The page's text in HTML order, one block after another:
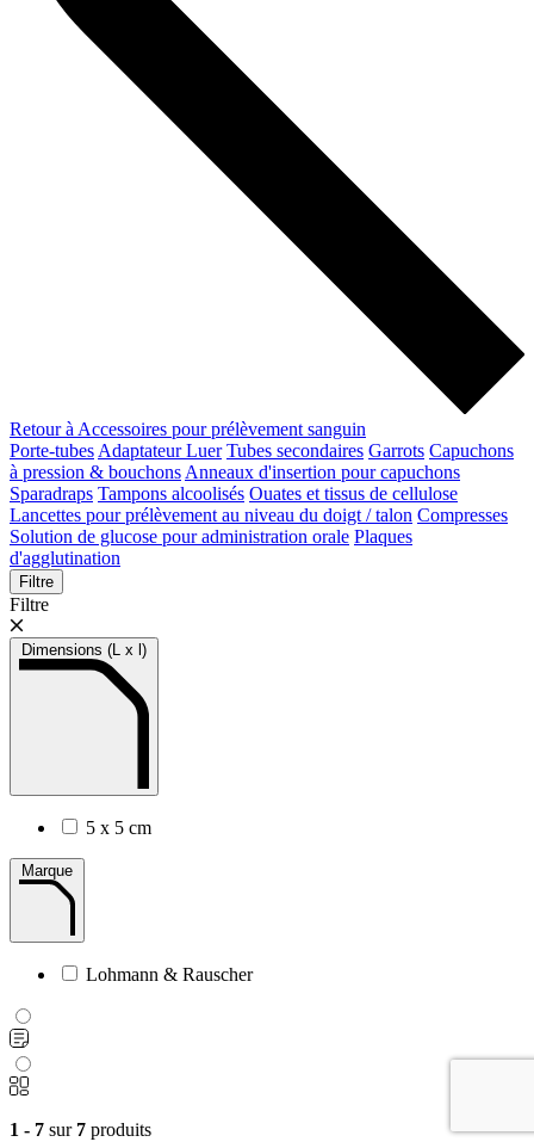
Retour à Accessoires pour prélèvement sanguin
Porte-tubes Adaptateur Luer Tubes secondaires Garrots Capuchons
à pression & bouchons Anneaux d'insertion pour capuchons
Sparadraps Tampons alcoolisés Ouates et tissus de cellulose
Lancettes pour prélèvement au niveau du doigt / talon Compresses
Solution de glucose pour administration orale Plaques
d'agglutination
Filtre
Filtre
Dimensions (L x l)
5 x 5 cm
Marque
Lohmann & Rauscher
1 - 7 sur 7 produits